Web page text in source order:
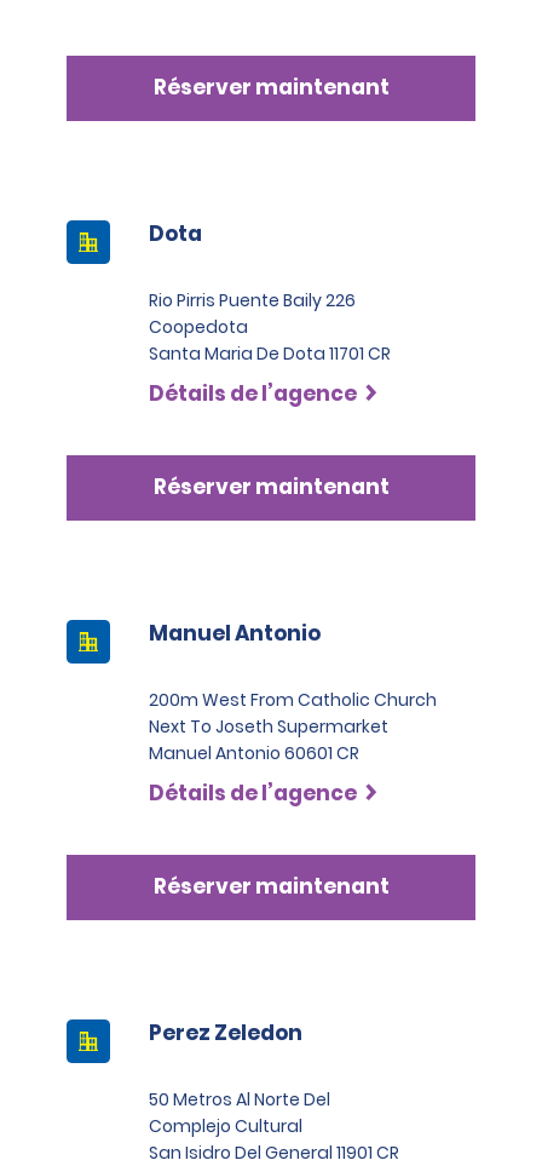
L’un de ces documents doit être une carte Visa,
MasterCard ou American Express, de la catégorie
Réserver maintenant
Dota
Rio Pirris Puente Baily 226
Coopedota
Santa Maria De Dota 11701 CR
Détails de l’agence
Réserver maintenant
Manuel Antonio
200m West From Catholic Church
Next To Joseth Supermarket
Manuel Antonio 60601 CR
Détails de l’agence
Réserver maintenant
Perez Zeledon
50 Metros Al Norte Del
Complejo Cultural
San Isidro Del General 11901 CR